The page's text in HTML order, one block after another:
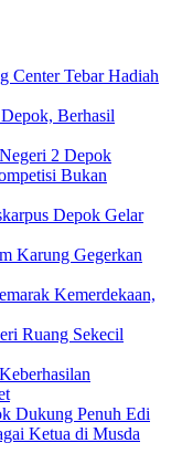
Center Tebar Hadiah
Berhasil
2 Depok
Bukan
Depok Gelar
Karung Gegerkan
Kemerdekaan,
Ruang Sekecil
Dukung Penuh Edi
Ketua di Musda